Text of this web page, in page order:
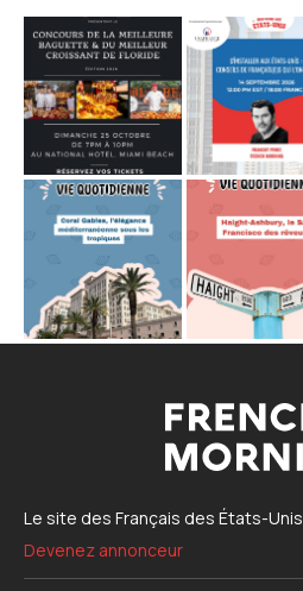
Le site des Français des États-Unis
Devenez annonceur